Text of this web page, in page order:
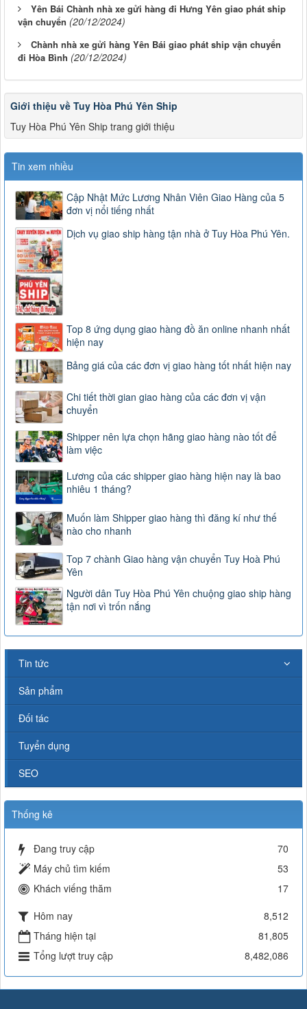
Yên Bái Chành nhà xe gửi hàng đi Hưng Yên giao phát ship
vận chuyển (20/12/2024)
Chành nhà xe gửi hàng Yên Bái giao phát ship vận chuyển
đi Hòa Bình (20/12/2024)
Giới thiệu về Tuy Hòa Phú Yên Ship
Tuy Hòa Phú Yên Ship trang giới thiệu
Tin xem nhiều
Cập Nhật Mức Lương Nhân Viên Giao Hàng của 5
đơn vị nổi tiếng nhất
Dịch vụ giao ship hàng tận nhà ở Tuy Hòa Phú Yên.
Top 8 ứng dụng giao hàng đồ ăn online nhanh nhất
hiện nay
Bảng giá của các đơn vị giao hàng tốt nhất hiện nay
Chi tiết thời gian giao hàng của các đơn vị vận
chuyển
Shipper nên lựa chọn hãng giao hàng nào tốt để
làm việc
Lương của các shipper giao hàng hiện nay là bao
nhiêu 1 tháng?
Muốn làm Shipper giao hàng thì đăng kí như thế
nào cho nhanh
Top 7 chành Giao hàng vận chuyển Tuy Hoà Phú
Yên
Người dân Tuy Hòa Phú Yên chuộng giao ship hàng
tận nơi vì trốn nắng
Tin tức
Sản phẩm
Đối tác
Tuyển dụng
SEO
Thống kê
Đang truy cập
70
Máy chủ tìm kiếm
53
Khách viếng thăm
17
Hôm nay
8,512
Tháng hiện tại
81,805
Tổng lượt truy cập
8,482,086